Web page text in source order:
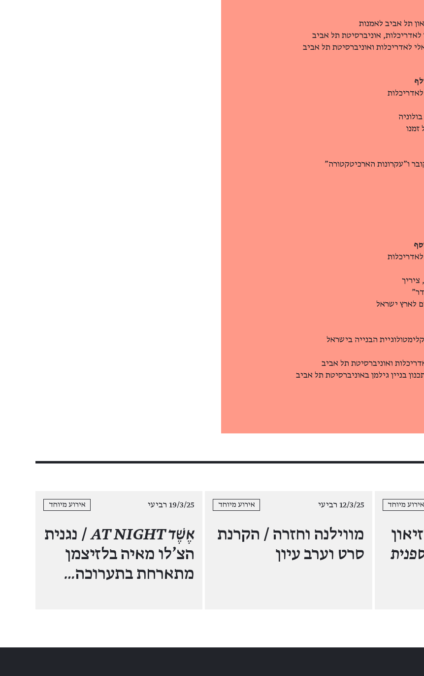
תל אביב לאמנות
אוניברסיטת תל אביב
לאדריכלות ואוניברסיטת תל אביב
לאדריכלות
זמנו
ו"עקרונות הארכיטקטורה"
לאדריכלות
לארץ ישראל
הבנייה בישראל
ואוניברסיטת תל אביב
בניין גילמן באוניברסיטת תל אביב
אירוע מיוחד 12/3/25 רביעי אירוע מיוחד
מווילנה וחזרה / הקרנת
סרט וערב עיון
19/3/25 רביעי אירוע מיוחד
אֶשֶׁד AT NIGHT
/ נגנית
הצ'לו מאיה בלזיצמן
מתארחת בתערוכה…